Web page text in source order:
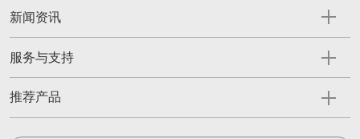
新闻资讯
服务与支持
推荐产品